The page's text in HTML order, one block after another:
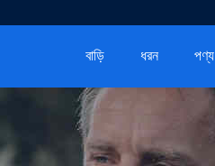
বাড়ি ধরন পণ্য